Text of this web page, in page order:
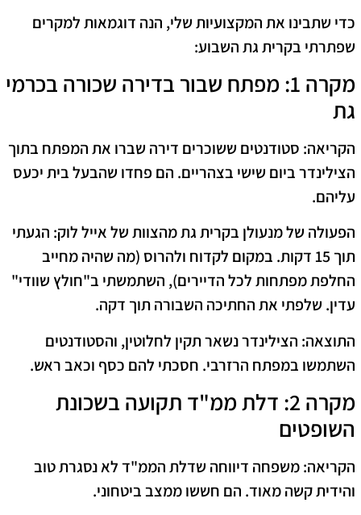
כדי שתבינו את המקצועיות שלי, הנה דוגמאות למקרים
שפתרתי בקרית גת השבוע:
מקרה 1: מפתח שבור בדירה שכורה בכרמי
גת
הקריאה: סטודנטים ששוכרים דירה שברו את המפתח בתוך
הצילינדר ביום שישי בצהריים. הם פחדו שהבעל בית יכעס
עליהם.
הפעולה של מנעולן בקרית גת מהצוות של אייל לוק: הגעתי
תוך 15 דקות. במקום לקדוח ולהרוס (מה שהיה מחייב
החלפת מפתחות לכל הדיירים), השתמשתי ב"חולץ שוודי"
עדין. שלפתי את החתיכה השבורה תוך דקה.
התוצאה: הצילינדר נשאר תקין לחלוטין, והסטודנטים
השתמשו במפתח הרזרבי. חסכתי להם כסף וכאב ראש.
מקרה 2: דלת ממ"ד תקועה בשכונת
השופטים
הקריאה:משפחה דיווחה שדלת הממ"ד לא נסגרת טוב
והידית קשה מאוד. הם חששו ממצב ביטחוני.